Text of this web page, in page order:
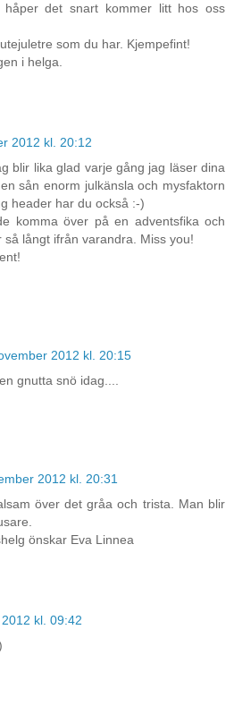
det snart kommer litt hos oss
som du har. Kjempefint!
i helga.
2012 kl. 20:12
blir lika glad varje gång jag läser dina
sån enorm julkänsla och mysfaktorn
header har du också :-)
komma över på en adventsfika och
långt ifrån varandra. Miss you!
2012 kl. 20:15
gnutta snö idag....
2012 kl. 20:31
över det gråa och trista. Man blir
önskar Eva Linnea
kl. 09:42